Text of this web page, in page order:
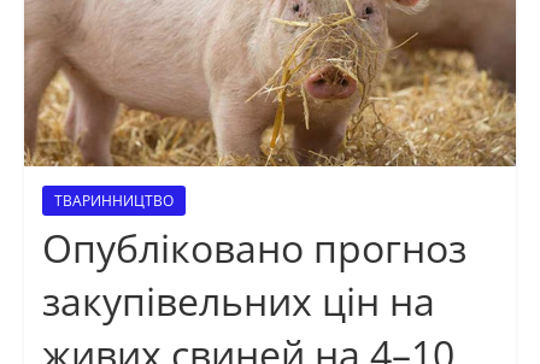
ТВАРИННИЦТВО
Опубліковано прогноз
закупівельних цін на